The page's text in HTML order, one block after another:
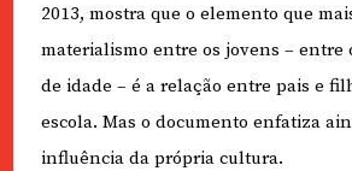
2013, mostra que o elemento que
materialismo entre os jovens – entre
de idade – é a relação entre pais e
escola. Mas o documento enfatiza
influência da própria cultura.